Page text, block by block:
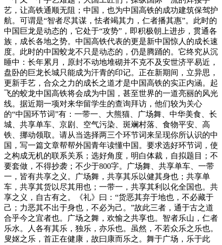
艺，让高铁通顺无阻；中国，也为中国高铁的成功建筑保驾护
航。可谓是“智者尽其谋，怯者竭其力，仁者播其惠”。此时的
中国巨龙是动态的，它处于“攻势”，即积极朝上进步，贯通各
族，成长各地之势。中国高铁代表的更是新中国惊人的成长速
度。此时的中国蛟龙不只是动态的，仍是腾踊的。它终究从沉
睡中：长年累月，原封不动地堆砌并不克不及安世济平易近，
盘卧的巨龙长城只能成为汗青的印记。正在新期间，立异思，
更新手艺，合众之力的成长之道才是中国高铁的实正内涵。起
飞的蛟龙中国高铁将会成为中国，甚至世界的一道亮丽的风光
线。据近期一项对来华留学生的查询拜访，他们较为关心
的“中国环节词”有：一带一、大熊猫、广场舞、中华美食、长
城、共享单车、京剧、空气污染、斑斓村落、食物平安、高
铁、挪动领取。请从当选择两三个环节词来呈现你所认识的中
国，写一篇文章帮帮外国青年读懂中国。要求选好环节词，使
之构成无机的联系关系；选好角度，明白体裁，自拟题目；不
要套做，不得抄袭；不少于800字。广场舞、共享单车、一带
一，皆有共享之义。广场舞，共享其乐以健其身也；共享单
车，共享其货以尽其用也；一带一，共享其利以化全国也。共
享之义，自古有之。《礼》曰：“货恶其弃于地也，不必藏于
己；力恶其不出于身也，不必为己。”故此三者，通于古之道
合乎今之宜者也。广场之舞，欢愉之共享也。智者乐山，仁者
乐水。人各有其乐，独乐，亦乐也。虽然，不若众乐之乐也。
叟妪之乐，首正在健康，故曰康而乐之。舞于广场，乐于此